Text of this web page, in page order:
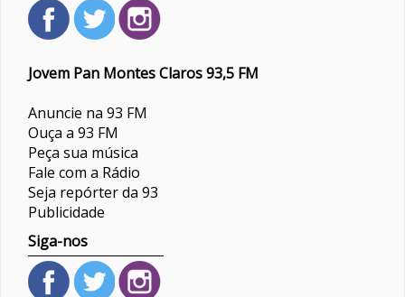
Jovem Pan Montes Claros 93,5 FM
Anuncie na 93 FM
Ouça a 93 FM
Peça sua música
Fale com a Rádio
Seja repórter da 93
Publicidade
Siga-nos